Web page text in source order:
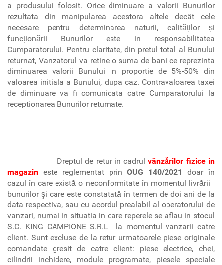
a produsului folosit. Orice diminuare a valorii Bunurilor
rezultata din manipularea acestora altele decât cele
necesare pentru determinarea naturii, calităților și
funcționării Bunurilor este in responsabilitatea
Cumparatorului. Pentru claritate, din pretul total al Bunului
returnat, Vanzatorul va retine o suma de bani ce reprezinta
diminuarea valorii Bunului in proportie de 5%-50% din
valoarea initiala a Bunului, dupa caz. Contravaloarea taxei
de diminuare va fi comunicata catre Cumparatorului la
receptionarea Bunurilor returnate.
Dreptul de retur in cadrulvânzărilor fizice in
magazin este reglementat prinOUG 140/2021
doar în
cazul în care există o neconformitate în momentul livrării
bunurilor şi care este constatată în termen de doi ani de la
data respectiva, sau cu acordul prealabil al operatorului de
vanzari, numai in situatia in care reperele se aflau in stocul
S.C. KING CAMPIONE S.R.L la momentul vanzarii catre
client. Sunt excluse de la retur urmatoarele piese originale
comandate gresit de catre client: piese electrice, chei,
cilindrii inchidere, module programate, piesele speciale